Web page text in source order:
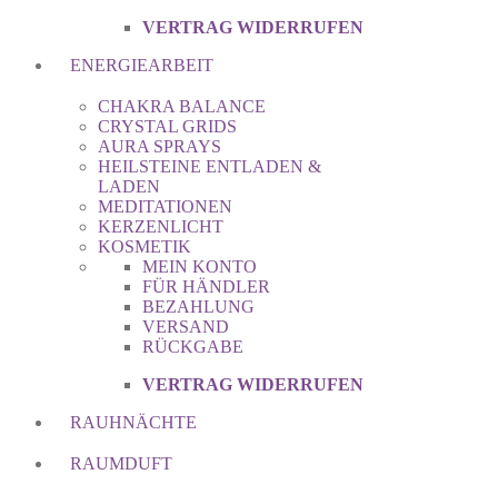
VERTRAG WIDERRUFEN
ENERGIEARBEIT
CHAKRA BALANCE
CRYSTAL GRIDS
AURA SPRAYS
HEILSTEINE ENTLADEN &
LADEN
MEDITATIONEN
KERZENLICHT
KOSMETIK
MEIN KONTO
FÜR HÄNDLER
BEZAHLUNG
VERSAND
RÜCKGABE
VERTRAG WIDERRUFEN
RAUHNÄCHTE
RAUMDUFT